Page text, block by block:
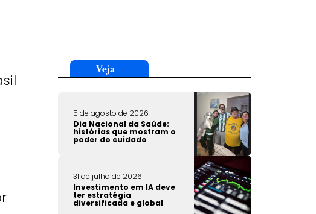
Veja +
5 de agosto de 2026
Dia Nacional da Saúde:
histórias que mostram o
poder do cuidado
31 de julho de 2026
Investimento em IA deve
ter estratégia
diversificada e global